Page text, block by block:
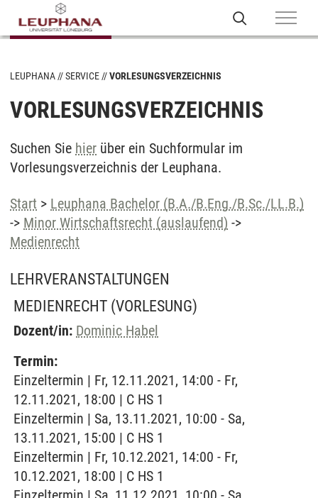
LEUPHANA SERVICE VORLESUNGSVERZEICHNIS
VORLESUNGSVERZEICHNIS
Suchen Sie hier über ein Suchformular im
Vorlesungsverzeichnis der Leuphana.
Start > Leuphana Bachelor (B.A./B.Eng./B.Sc./LL.B.)
-> Minor Wirtschaftsrecht (auslaufend) ->
Medienrecht
LEHRVERANSTALTUNGEN
MEDIENRECHT (VORLESUNG)
Dozent/in: Dominic Habel
Termin:
Einzeltermin | Fr, 12.11.2021, 14:00 - Fr,
12.11.2021, 18:00 | C HS 1
Einzeltermin | Sa, 13.11.2021, 10:00 - Sa,
13.11.2021, 15:00 | C HS 1
Einzeltermin | Fr, 10.12.2021, 14:00 - Fr,
10.12.2021, 18:00 | C HS 1